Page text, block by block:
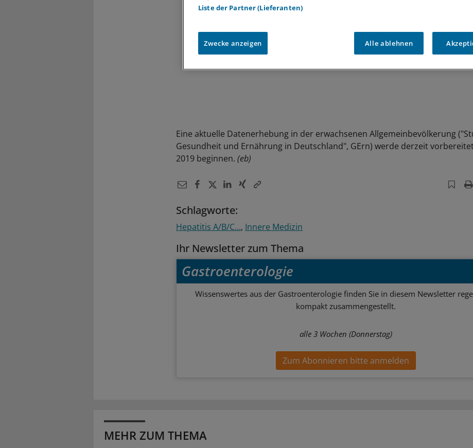
Eine aktuelle Datenerhebung in der erwachsenen Allgemeinbevölkerung
Gesundheit und Ernährung in Deutschland", GErn) werde derzeit
2019 beginnen. (eb)
Schlagworte:
Hepatitis A/B/C... Innere Medizin
Ihr Newsletter zum Thema
Gastroenterologie
Wissenswertes aus der Gastroenterologie finden Sie in diesem Newsletter
kompakt zusammengestellt.
alle 3 Wochen (Donnerstag)
Zum Abonnieren bitte anmelden
MEHR ZUM THEMA
Liste der Partner (Lieferanten)
Zwecke anzeigen Alle ablehnen